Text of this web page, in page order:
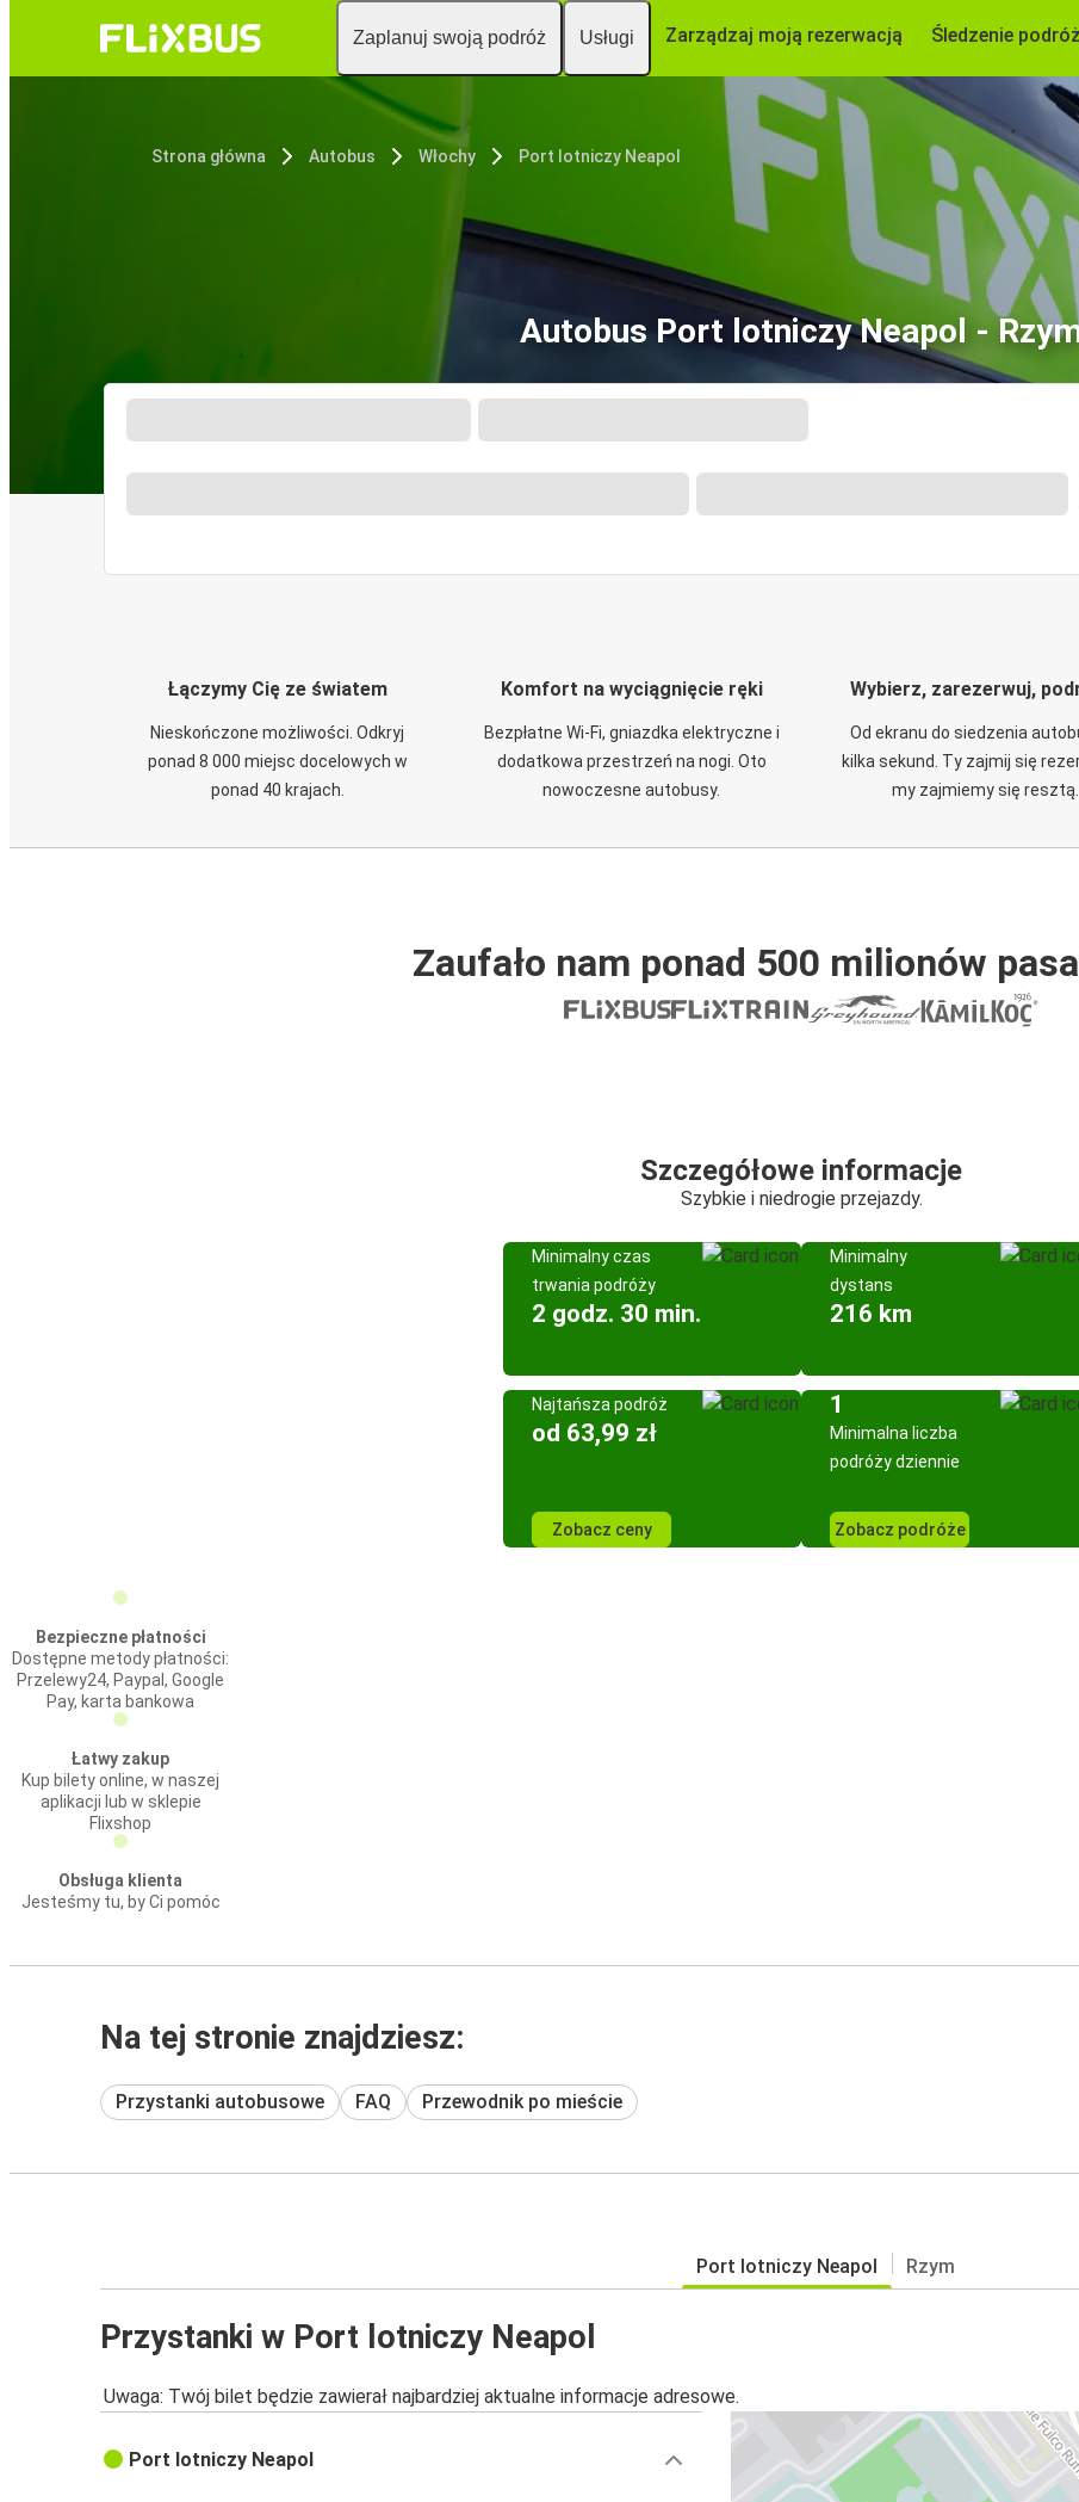
Zaplanuj swoją podróż Usługi Zarządzaj moją rezerwacją Śledzenie
Strona główna Autobus Włochy Port lotniczy Neapol
Autobus Port lotniczy Neapol -
Łączymy Cię ze światem
Nieskończone możliwości. Odkryj
ponad 8 000 miejsc docelowych w
ponad 40 krajach.
Komfort na wyciągnięcie ręki
Bezpłatne Wi-Fi, gniazdka elektryczne i
dodatkowa przestrzeń na nogi. Oto
nowoczesne autobusy.
Wybierz, zarezerwuj,
Od ekranu do siedzenia
kilka sekund. Ty zajmij się
my zajmiemy się resztą.
Zaufało nam ponad 500 milionów
Szczegółowe informacje
Szybkie i niedrogie przejazdy.
Minimalny czas
trwania podróży
2 godz. 30 min.
Minimalny
dystans
216 km
Najtańsza podróż
od 63,99 zł
Zobacz ceny
1
Minimalna liczba
podróży dziennie
Zobacz podróże
Bezpieczne płatności
Dostępne metody płatności:
Przelewy24, Paypal, Google
Pay, karta bankowa
Łatwy zakup
Kup bilety online, w naszej
aplikacji lub w sklepie
Flixshop
Obsługa klienta
Jesteśmy tu, by Ci pomóc
Na tej stronie znajdziesz:
Przystanki autobusowe FAQ Przewodnik po mieście
Port lotniczy Neapol Rzym
Przystanki w Port lotniczy Neapol
Uwaga: Twój bilet będzie zawierał najbardziej aktualne informacje adresowe.
Port lotniczy Neapol